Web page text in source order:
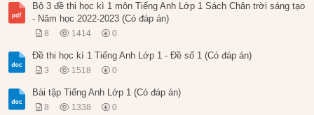
Bộ 3 đề thi học kì 1 môn Tiếng Anh Lớp 1 Sách Chân trời sáng tạo
- Năm học 2022-2023 (Có đáp án)
8 1414 0
Đề thi học kì 1 Tiếng Anh Lớp 1 - Đề số 1 (Có đáp án)
3 1518 0
Bài tập Tiếng Anh Lớp 1 (Có đáp án)
8 1338 0